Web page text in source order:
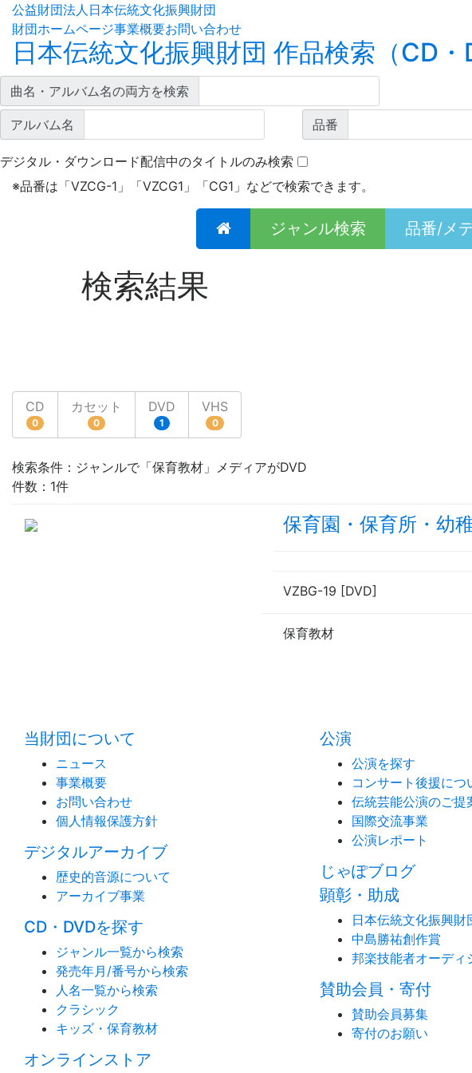
公益財団法人日本伝統文化振興財団
財団ホームページ事業概要お問い合わせ
日本伝統文化振興財団 作品検索（CD・
曲名・アルバム名の両方を検索
アルバム名 品番
デジタル・ダウンロード配信中のタイトルのみ検索
※品番は「VZCG-1」「VZCG1」「CG1」などで検索できます。
ジャンル検索 品番/メ
検索結果
CD
0
カセット
0
DVD
1
VHS
0
検索条件：ジャンルで「保育教材」メディアがDVD
件数：1件
保育園・保育所・幼
VZBG-19 [DVD]
保育教材
当財団について
ニュース
事業概要
お問い合わせ
個人情報保護方針
デジタルアーカイブ
歴史的音源について
アーカイブ事業
CD・DVDを探す
ジャンル一覧から検索
発売年月/番号から検索
人名一覧から検索
クラシック
キッズ・保育教材
オンラインストア
公演
公演を探す
コンサート後援につ
伝統芸能公演のご提
国際交流事業
公演レポート
じゃぽブログ
顕彰・助成
日本伝統文化振興財
中島勝祐創作賞
邦楽技能者オーディ
賛助会員・寄付
賛助会員募集
寄付のお願い